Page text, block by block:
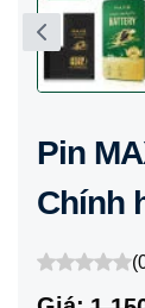
Pin
Chính
(